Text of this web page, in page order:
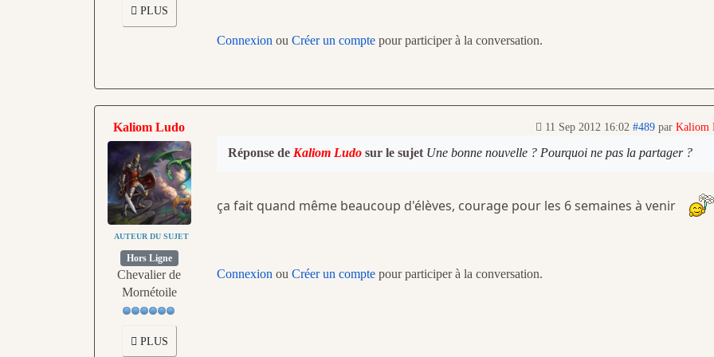
PLUS
Connexion ou Créer un comptepour participer à la conversation.
Kaliom Ludo
AUTEUR DU SUJET
Hors Ligne
Chevalier de
Mornétoile
PLUS
11 Sep 2012 16:02 #489 par Kaliom
Réponse de Kaliom Ludosur le sujet Une bonne nouvelle ? Pourquoi ne pas la partager ?
ça fait quand même beaucoup d'élèves, courage pour les 6 semaines à venir
Connexion ou Créer un comptepour participer à la conversation.